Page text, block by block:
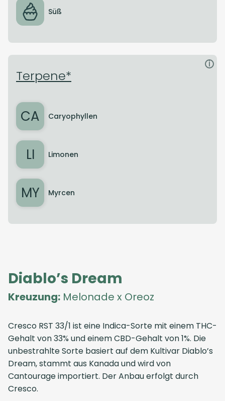
Süß
Terpene*
i
CA Caryophyllen
LI Limonen
MY Myrcen
Diablo’s Dream
Kreuzung: Melonade x Oreoz
Cresco RST 33/1 ist eine Indica-Sorte mit einem THC-
Gehalt von 33% und einem CBD-Gehalt von 1%. Die
unbestrahlte Sorte basiert auf dem Kultivar Diablo’s
Dream, stammt aus Kanada und wird von
Cantourage importiert. Der Anbau erfolgt durch
Cresco.